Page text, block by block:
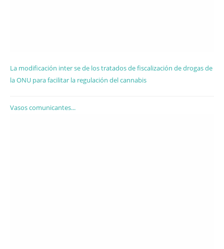
La modificación inter se de los tratados de fiscalización de drogas de
la ONU para facilitar la regulación del cannabis
Vasos comunicantes...